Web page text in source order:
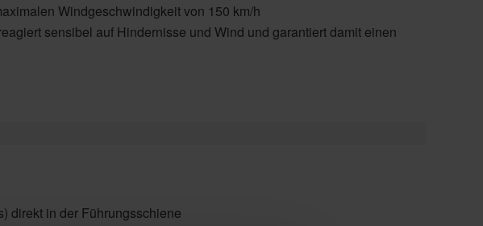
Windgeschwindigkeit von 150 km/h
sensibel auf Hindernisse und Wind und garantiert damit einen
direkt in der Führungsschiene